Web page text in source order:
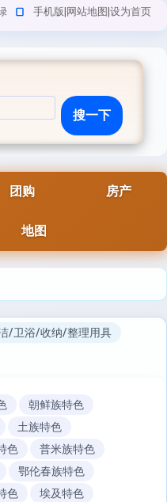
手机版 网站地图 设为首页
团购 房产
地图
/卫浴/收纳/整理用具
朝鲜族特色
土族特色
色
普米族特色
鄂伦春族特色
色
埃及特色